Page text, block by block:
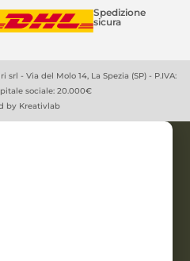
Spedizione
sicura
- Via del Molo 14, La Spezia (SP) - P.IVA:
sociale: 20.000€
by Kreativlab